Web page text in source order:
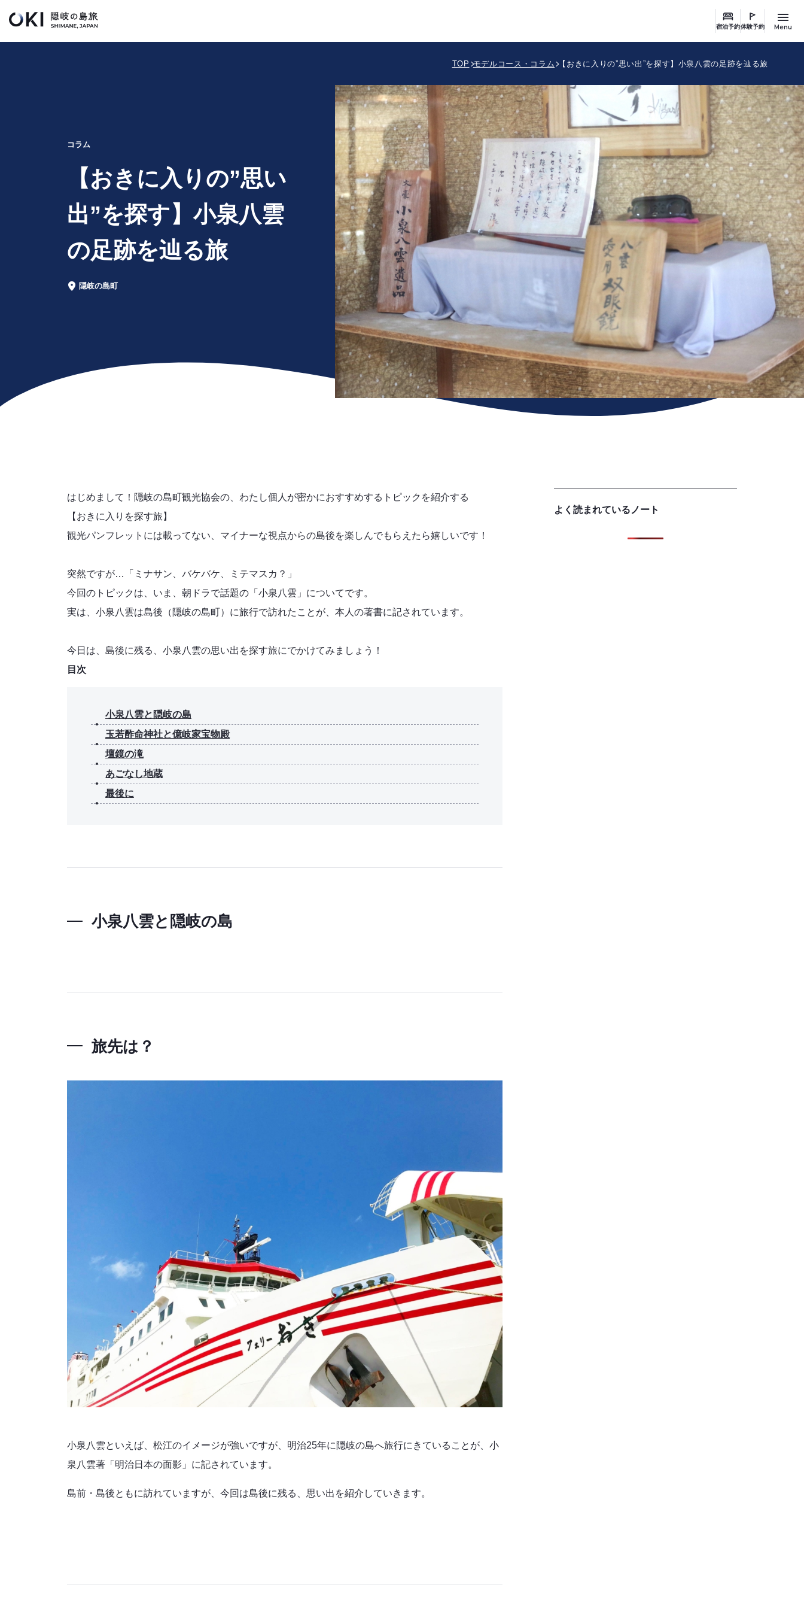
宿泊予約体験予約 Menu
TOP モデルコース・コラム 【おきに入りの”思い出”を探す】小泉八雲の足跡を辿る旅
コラム
【おきに入りの”思い
出”を探す】小泉八雲
の足跡を辿る旅
エ 隠岐の島町
はじめまして！隠岐の島町観光協会の、わたし個人が密かにおすすめするトピックを紹介する
【おきに入りを探す旅】
観光パンフレットには載ってない、マイナーな視点からの島後を楽しんでもらえたら嬉しいです！
突然ですが…「ミナサン、バケバケ、ミテマスカ？」
今回のトピックは、いま、朝ドラで話題の「小泉八雲」についてです。
実は、小泉八雲は島後（隠岐の島町）に旅行で訪れたことが、本人の著書に記されています。
今日は、島後に残る、小泉八雲の思い出を探す旅にでかけてみましょう！
目次
小泉八雲と隠岐の島
玉若酢命神社と億岐家宝物殿
壇鏡の滝
あごなし地蔵
最後に
小泉八雲と隠岐の島
旅先は？
小泉八雲といえば、松江のイメージが強いですが、明治25年に隠岐の島へ旅行にきていることが、小
泉八雲著「明治日本の面影」に記されています。
島前・島後ともに訪れていますが、今回は島後に残る、思い出を紹介していきます。
よく読まれているノート